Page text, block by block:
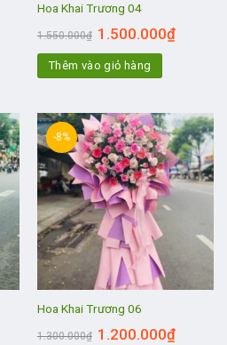
Hoa Khai Trương 04
1.550.000₫ 1.500.000₫
Thêm vào giỏ hàng
-8%
Hoa Khai Trương 06
1.300.000₫ 1.200.000₫